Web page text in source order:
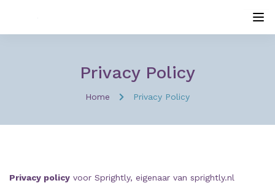
Privacy Policy
Home Privacy Policy
Privacy policy voor Sprightly, eigenaar van sprightly.nl